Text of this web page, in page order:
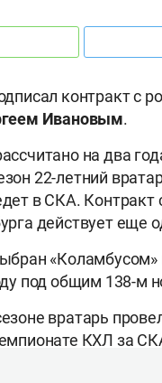
контракт с
Ивановым.
на два
22-летний
в СКА. Контракт
действует еще
«Коламбусом»
под общим 138-м
вратарь
КХЛ за